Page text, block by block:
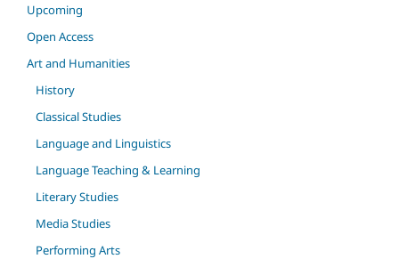
Upcoming
Open Access
Art and Humanities
History
Classical Studies
Language and Linguistics
Language Teaching & Learning
Literary Studies
Media Studies
Performing Arts